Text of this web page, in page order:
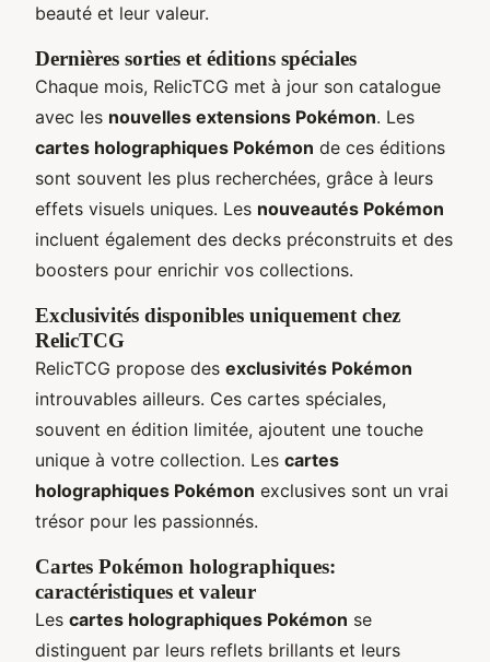
beauté et leur valeur.
Dernières sorties et éditions spéciales
Chaque mois, RelicTCG met à jour son catalogue
avec les nouvelles extensions Pokémon. Les
cartes holographiques Pokémon de ces éditions
sont souvent les plus recherchées, grâce à leurs
effets visuels uniques. Les nouveautés Pokémon
incluent également des decks préconstruits et des
boosters pour enrichir vos collections.
Exclusivités disponibles uniquement chez
RelicTCG
RelicTCG propose des exclusivités Pokémon
introuvables ailleurs. Ces cartes spéciales,
souvent en édition limitée, ajoutent une touche
unique à votre collection. Les cartes
holographiques Pokémon exclusives sont un vrai
trésor pour les passionnés.
Cartes Pokémon holographiques:
caractéristiques et valeur
Les cartes holographiques Pokémon se
distinguent par leurs reflets brillants et leurs